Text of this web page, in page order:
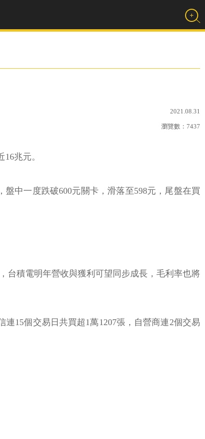
2021.08.31
瀏覽數： 7437
兆元。
中一度跌破600元關卡，滑落至598元，尾盤在買
台積電明年營收與獲利可望同步成長，毛利率也將
15個交易日共買超1萬1207張，自營商連2個交易